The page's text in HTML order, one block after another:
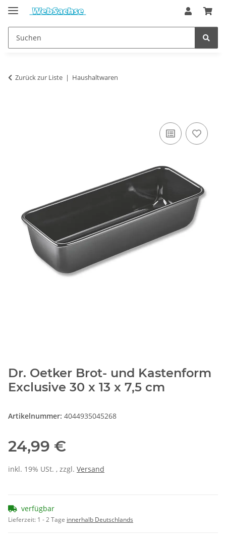
Zurück zur Liste Haushaltwaren
Dr. Oetker Brot- und Kastenform
Exclusive 30 x 13 x 7,5 cm
Artikelnummer: 4044935045268
24,99 €
inkl. 19% USt. , zzgl. Versand
verfügbar
Lieferzeit: 1 - 2 Tage innerhalb Deutschlands